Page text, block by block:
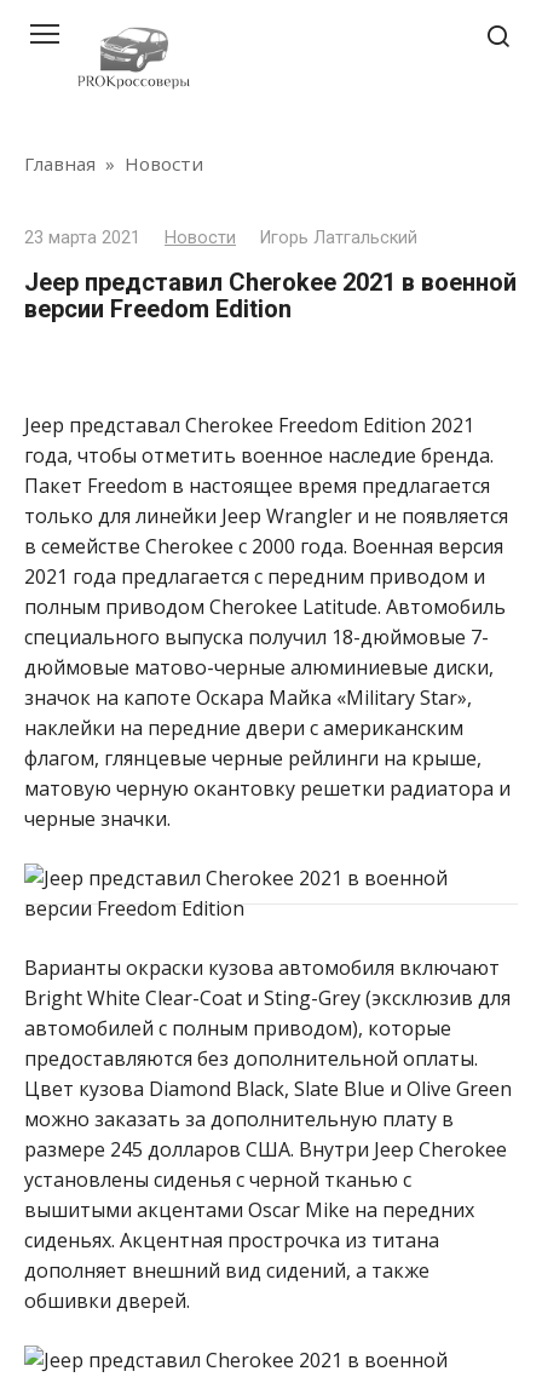
контенту
Главная » Новости
23 марта 2021 Новости Игорь Латгальский
Jeep представил Cherokee 2021 в военной
версии Freedom Edition
Jeep представал Cherokee Freedom Edition 2021
года, чтобы отметить военное наследие бренда.
Пакет Freedom в настоящее время предлагается
только для линейки Jeep Wrangler и не появляется
в семействе Cherokee с 2000 года. Военная версия
2021 года предлагается с передним приводом и
полным приводом Cherokee Latitude. Автомобиль
специального выпуска получил 18-дюймовые 7-
дюймовые матово-черные алюминиевые диски,
значок на капоте Оскара Майка «Military Star»,
наклейки на передние двери с американским
флагом, глянцевые черные рейлинги на крыше,
матовую черную окантовку решетки радиатора и
черные значки.
Варианты окраски кузова автомобиля включают
Bright White Clear-Coat и Sting-Grey (эксклюзив для
автомобилей с полным приводом), которые
предоставляются без дополнительной оплаты.
Цвет кузова Diamond Black, Slate Blue и Olive Green
можно заказать за дополнительную плату в
размере 245 долларов США. Внутри Jeep Cherokee
установлены сиденья с черной тканью с
вышитыми акцентами Oscar Mike на передних
сиденьях. Акцентная прострочка из титана
дополняет внешний вид сидений, а также
обшивки дверей.